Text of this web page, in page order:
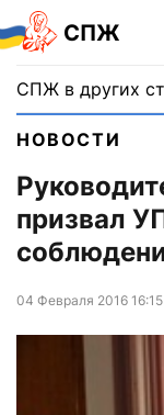
СПЖ
СПЖ в других
НОВОСТИ
призвал
04 Февраля 2016 16:15